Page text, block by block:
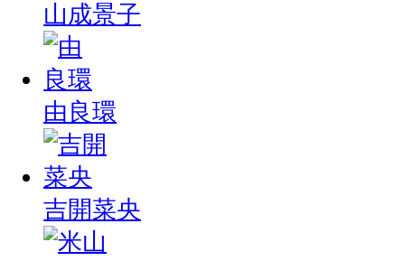
山成景子
由良環
吉開菜央